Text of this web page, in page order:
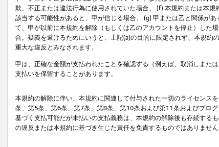
欺、不正または違法行為に使用されていた場合、 (f) 本規約または本
該当する可能性があると、甲が信じる場合、 (g) 甲または乙と関係が
て、甲が以前に本規約を解除（もしくは乙のアカウントを停止）した
合。疑義を避けるためにいうと、上記(a)の目的に限定されず、本規
重大な違反とみなされます。
甲は、正確な金額が支払われたことを確認する（例えば、取消しまた
支払いを保留することがあります。
本規約の解除に伴い、本規約に関連して付与された一切のライセンス
条、第5条、第6条、第7条、第8条、第10条および第11条およびプロ
基づく支払可能だが未払いの支払義務は、本規約の解除後も存続する
の違反または本規約に基づき生じた責任を免責するものではありませ